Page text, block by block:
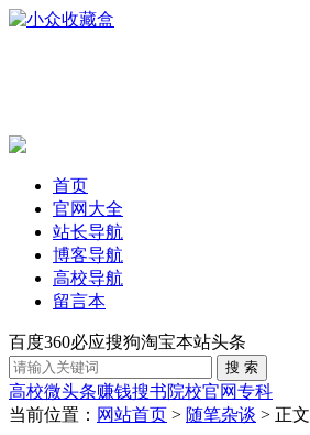
首页
官网大全
站长导航
博客导航
高校导航
留言本
百度360必应搜狗淘宝本站头条
高校微头条赚钱搜书院校官网专科
当前位置： 网站首页 > 随笔杂谈 > 正文